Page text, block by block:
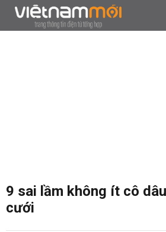
9 sai lầm không ít cô
cưới